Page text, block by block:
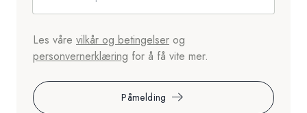
Påmelding
Les våre vilkår og betingelser og
personvernerklæring for å få vite mer.